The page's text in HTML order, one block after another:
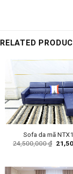
RELATED
Sofa da mã
24,500,000₫
price